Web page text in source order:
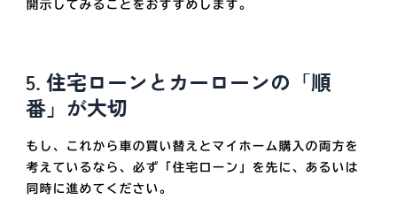
開示してみることをおすすめします。
5. 住宅ローンとカーローンの「順
番」が大切
もし、これから車の買い替えとマイホーム購入の両方を
考えているなら、 必ず「住宅ローン」を先に、あるいは
同時に進めてください。